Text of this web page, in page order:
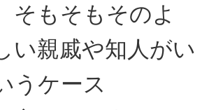
そもそもそのよ
い親戚や知人がい
うケース